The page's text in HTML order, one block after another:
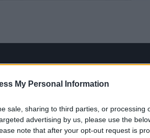
My Personal Information
sale, sharing to third parties, or processing
advertising by us, please use the
note that after your opt-out request is